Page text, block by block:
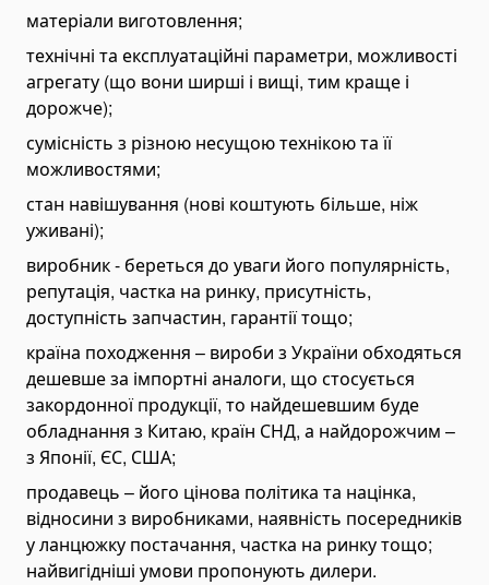
матеріали виготовлення;
технічні та експлуатаційні параметри, можливості
агрегату (що вони ширші і вищі, тим краще і
дорожче);
сумісність з різною несущою технікою та її
можливостями;
стан навішування (нові коштують більше, ніж
уживані);
виробник - береться до уваги його популярність,
репутація, частка на ринку, присутність,
доступність запчастин, гарантії тощо;
країна походження – вироби з України обходяться
дешевше за імпортні аналоги, що стосується
закордонної продукції, то найдешевшим буде
обладнання з Китаю, країн СНД, а найдорожчим –
з Японії, ЄС, США;
продавець – його цінова політика та націнка,
відносини з виробниками, наявність посередників
у ланцюжку постачання, частка на ринку тощо;
найвигідніші умови пропонують дилери.